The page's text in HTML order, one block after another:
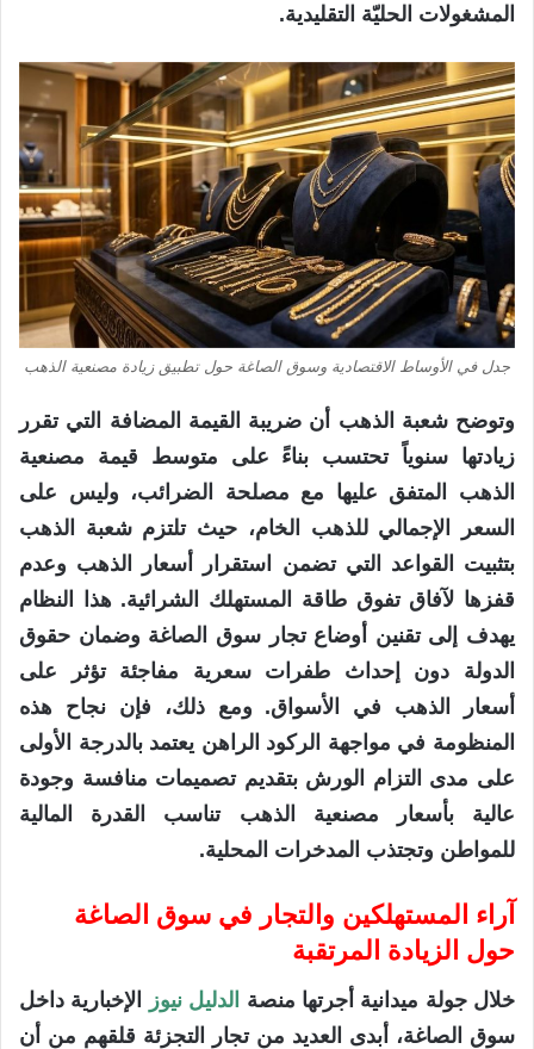
المشغولات الحليّة التقليدية.
جدل في الأوساط الاقتصادية وسوق الصاغة حول تطبيق زيادة مصنعية الذهب
وتوضح شعبة الذهب أن ضريبة القيمة المضافة التي تقرر
زيادتها سنوياً تحتسب بناءً على متوسط قيمة مصنعية
الذهب المتفق عليها مع مصلحة الضرائب، وليس على
السعر الإجمالي للذهب الخام، حيث تلتزم شعبة الذهب
بتثبيت القواعد التي تضمن استقرار أسعار الذهب وعدم
قفزها لآفاق تفوق طاقة المستهلك الشرائية. هذا النظام
يهدف إلى تقنين أوضاع تجار سوق الصاغة وضمان حقوق
الدولة دون إحداث طفرات سعرية مفاجئة تؤثر على
أسعار الذهب في الأسواق. ومع ذلك، فإن نجاح هذه
المنظومة في مواجهة الركود الراهن يعتمد بالدرجة الأولى
على مدى التزام الورش بتقديم تصميمات منافسة وجودة
عالية بأسعار مصنعية الذهب تناسب القدرة المالية
للمواطن وتجتذب المدخرات المحلية.
آراء المستهلكين والتجار في سوق الصاغة
حول الزيادة المرتقبة
خلال جولة ميدانية أجرتها منصة الدليل نيوز
الإخبارية داخل
سوق الصاغة، أبدى العديد من تجار التجزئة قلقهم من أن